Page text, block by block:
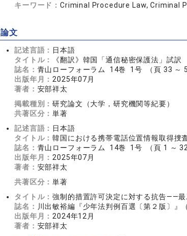
キーワード：Criminal Procedure Law, Criminal
論文
記述言語： 日本語
タイトル：
《翻訳》韓国「通信秘密保護法」試訳
誌名： 青山ローフォーラム 14巻 1号 （頁 33 ～
出版年月： 2025年07月
著者： 安部祥太
掲載種別：研究論文（大学，研究機関等紀要）
共著区分：単著
記述言語： 日本語
タイトル：韓国における携帯電話位置情報取得捜
誌名： 青山ローフォーラム 14巻 1号 （頁 1 ～ 32
出版年月： 2025年07月
著者： 安部祥太
共著区分：単著
タイトル：強制的措置許可決定に対する抗告——
誌名： 川出敏裕編『少年法判例百選〔第２版〕
出版年月： 2024年12月
著者： 安部祥太